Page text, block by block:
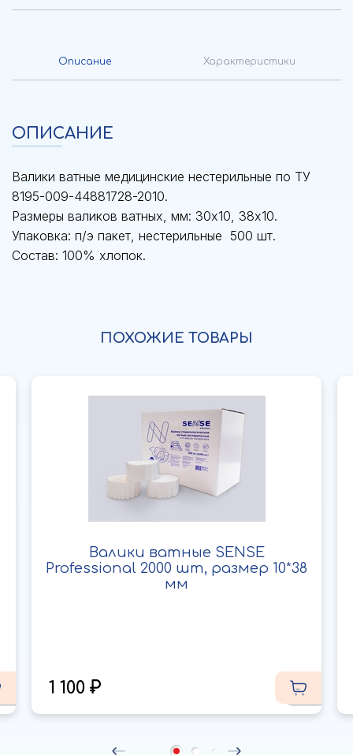
Описание Характеристики
ОПИСАНИЕ
Валики ватные медицинские нестерильные по ТУ
8195-009-44881728-2010.
Размеры валиков ватных, мм: 30х10, 38х10.
Упаковка: п/э пакет, нестерильные 500 шт.
Состав: 100% хлопок.
ПОХОЖИЕ ТОВАРЫ
Валики ватные SENSE
Professional 2000 шт, размер 10*38
мм
1 100